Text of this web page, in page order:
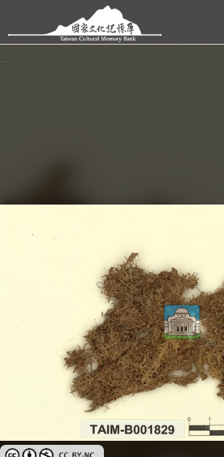
跳到主要內容區塊
創用CC姓名標示-非商業性 3.0 台